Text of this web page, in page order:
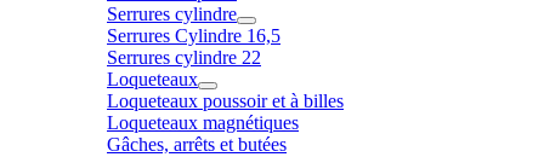
Serrures cylindre
Serrures Cylindre 16,5
Serrures cylindre 22
Loqueteaux
Loqueteaux poussoir et à billes
Loqueteaux magnétiques
Gâches, arrêts et butées